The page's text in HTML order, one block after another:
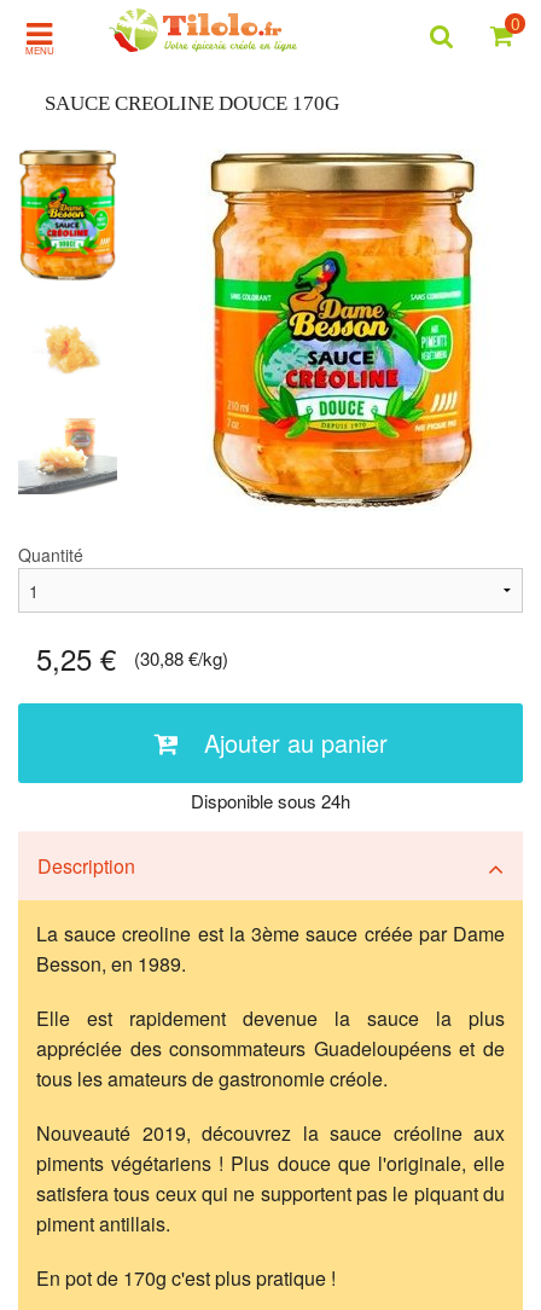
MENU
0
SAUCE CREOLINE DOUCE 170G
Quantité
5,25 € (30,88 €/kg)
Ajouter au panier
Disponible sous 24h
Description
La sauce creoline est la 3ème sauce créée par Dame
Besson, en 1989.
Elle est rapidement devenue la sauce la plus
appréciée des consommateurs Guadeloupéens et de
tous les amateurs de gastronomie créole.
Nouveauté 2019, découvrez la sauce créoline aux
piments végétariens ! Plus douce que l'originale, elle
satisfera tous ceux qui ne supportent pas le piquant du
piment antillais.
En pot de 170g c'est plus pratique !